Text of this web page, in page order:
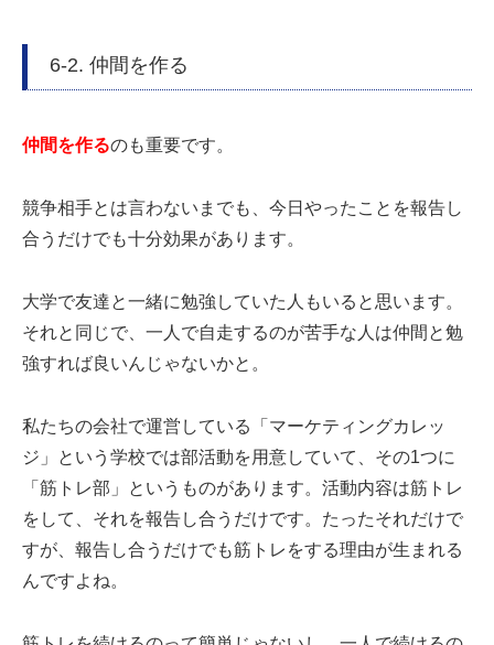
6-2. 仲間を作る
仲間を作るのも重要です。
競争相手とは言わないまでも、今日やったことを報告し
合うだけでも十分効果があります。
大学で友達と一緒に勉強していた人もいると思います。
それと同じで、一人で自走するのが苦手な人は仲間と勉
強すれば良いんじゃないかと。
私たちの会社で運営している「マーケティングカレッ
ジ」という学校では部活動を用意していて、その1つに
「筋トレ部」というものがあります。活動内容は筋トレ
をして、それを報告し合うだけです。たったそれだけで
すが、報告し合うだけでも筋トレをする理由が生まれる
んですよね。